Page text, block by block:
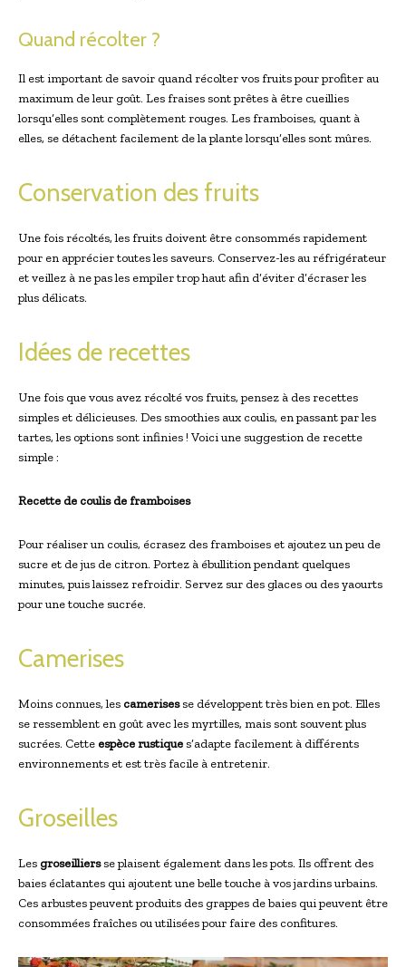
Quand récolter ?
Il est important de savoir quand récolter vos fruits pour profiter au
maximum de leur goût. Les fraises sont prêtes à être cueillies
lorsqu’elles sont complètement rouges. Les framboises, quant à
elles, se détachent facilement de la plante lorsqu’elles sont mûres.
Conservation des fruits
Une fois récoltés, les fruits doivent être consommés rapidement
pour en apprécier toutes les saveurs. Conservez-les au réfrigérateur
et veillez à ne pas les empiler trop haut afin d’éviter d’écraser les
plus délicats.
Idées de recettes
Une fois que vous avez récolté vos fruits, pensez à des recettes
simples et délicieuses. Des smoothies aux coulis, en passant par les
tartes, les options sont infinies ! Voici une suggestion de recette
simple :
Recette de coulis de framboises
Pour réaliser un coulis, écrasez des framboises et ajoutez un peu de
sucre et de jus de citron. Portez à ébullition pendant quelques
minutes, puis laissez refroidir. Servez sur des glaces ou des yaourts
pour une touche sucrée.
Camerises
Moins connues, les camerisesse développent très bien en pot. Elles
se ressemblent en goût avec les myrtilles, mais sont souvent plus
sucrées. Cette espèce rustique s’adapte facilement à différents
environnements et est très facile à entretenir.
Groseilles
Les groseilliersse plaisent également dans les pots. Ils offrent des
baies éclatantes qui ajoutent une belle touche à vos jardins urbains.
Ces arbustes peuvent produits des grappes de baies qui peuvent être
consommées fraîches ou utilisées pour faire des confitures.